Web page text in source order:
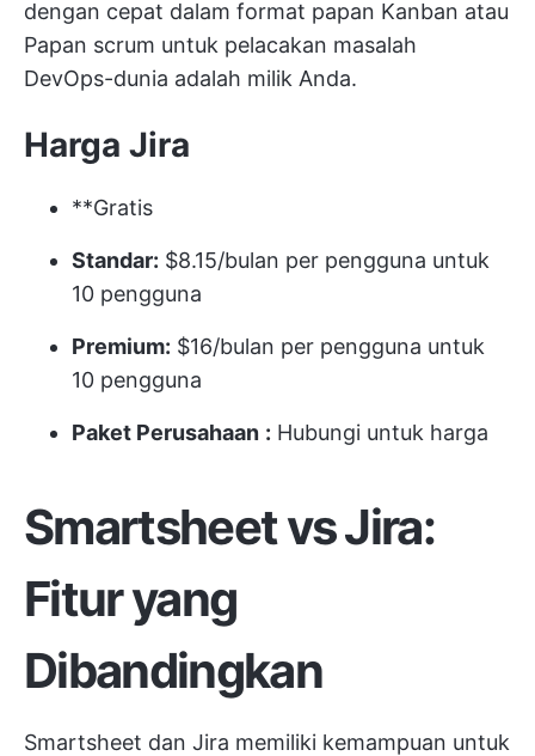
dengan cepat dalam format papan Kanban atau
Papan scrum untuk pelacakan masalah
DevOps-dunia adalah milik Anda.
Harga Jira
**Gratis
Standar: $8.15/bulan per pengguna untuk
10 pengguna
Premium: $16/bulan per pengguna untuk
10 pengguna
Paket Perusahaan : Hubungi untuk harga
Smartsheet vs Jira:
Fitur yang
Dibandingkan
Smartsheet dan Jira memiliki kemampuan untuk